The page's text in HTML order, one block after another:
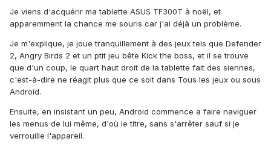
Je viens d'acquérir ma tablette ASUS TF300T à noël, et
apparemment la chance me souris car j'ai déjà un problème.
Je m'explique, je joue tranquillement à des jeux tels que Defender
2, Angry Birds 2 et un ptit jeu bête Kick the boss, et il se trouve
que d'un coup, le quart haut droit de la tablette fait des siennes,
c'est-à-dire ne réagit plus que ce soit dans Tous les jeux ou sous
Android.
Ensuite, en insistant un peu, Android commence a faire naviguer
les menus de lui même, d'où le titre, sans s'arrêter sauf si je
verrouille l'appareil.